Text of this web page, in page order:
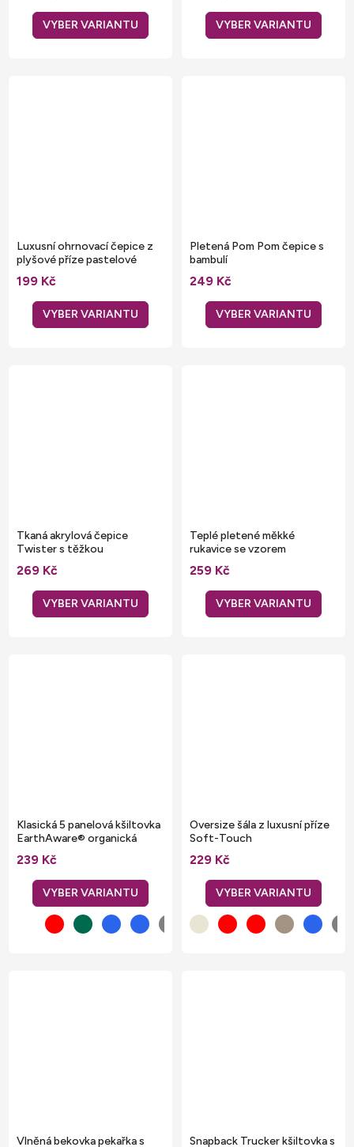
Luxusní ohrnovací čepice z
plyšové příze pastelové
199 Kč
Pletená Pom Pom čepice s
bambulí
249 Kč
Tkaná akrylová čepice
Twister s těžkou
copánkovou přízí
269 Kč
Teplé pletené měkké
rukavice se vzorem
259 Kč
Klasická 5 panelová kšiltovka
EarthAware® organická
239 Kč
Oversize šála z luxusní příze
Soft-Touch
229 Kč
Vlněná bekovka pekařka s Snapback Trucker kšiltovka s